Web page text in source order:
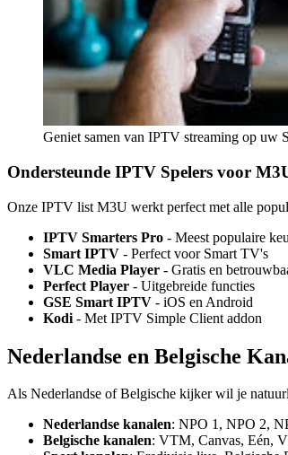
Geniet samen van IPTV streaming op uw
Ondersteunde IPTV Spelers voor
Onze IPTV list M3U werkt perfect met alle
IPTV Smarters Pro - Meest populaire
Smart IPTV - Perfect voor Smart TV's
VLC Media Player - Gratis en
Perfect Player - Uitgebreide functies
GSE Smart IPTV - iOS en Android
Kodi - Met IPTV Simple Client addon
Nederlandse en Belgische
Als Nederlandse of Belgische kijker wil je
Nederlandse kanalen: NPO 1, NPO 2,
Belgische kanalen: VTM, Canvas, Eén,